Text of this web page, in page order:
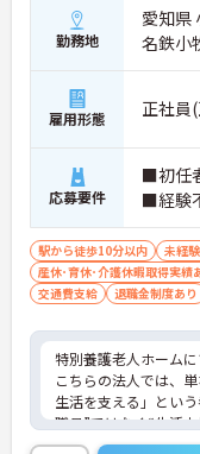
勤務地
愛知県
名鉄小
雇用形態 正社員
応募要件
■初任
■経験
駅から徒歩10分以内 未経
産休･育休･介護休暇取得実績
交通費支給
退職金制度あり
特別養護老人ホームに
こちらの法人では、
生活を支える」とい
職員”ではなく“生活
様一人ひとりの人生